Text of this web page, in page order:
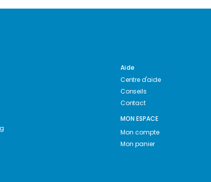
Aide
Centre d'aide
Conseils
Contact
MON ESPACE
Mon compte
Mon panier